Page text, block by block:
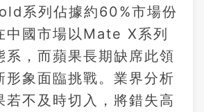
系列佔據約60%市場份
中國市場以Mate X系列
系，而蘋果長期缺席此領
形象面臨挑戰。業界分析
若不及時切入，將錯失高